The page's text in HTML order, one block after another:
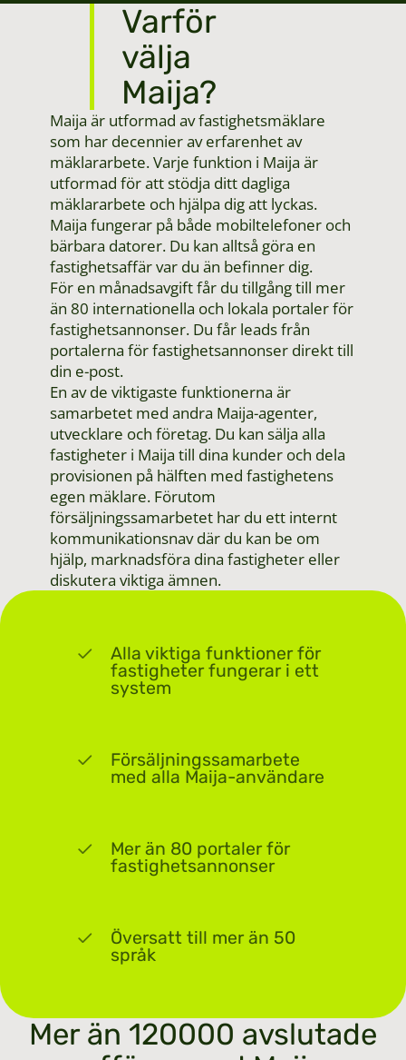
Varför
välja
Maija?
Maija är utformad av fastighetsmäklare
som har decennier av erfarenhet av
mäklararbete. Varje funktion i Maija är
utformad för att stödja ditt dagliga
mäklararbete och hjälpa dig att lyckas.
Maija fungerar på både mobiltelefoner och
bärbara datorer. Du kan alltså göra en
fastighetsaffär var du än befinner dig.
För en månadsavgift får du tillgång till mer
än 80 internationella och lokala portaler för
fastighetsannonser. Du får leads från
portalerna för fastighetsannonser direkt till
din e-post.
En av de viktigaste funktionerna är
samarbetet med andra Maija-agenter,
utvecklare och företag. Du kan sälja alla
fastigheter i Maija till dina kunder och dela
provisionen på hälften med fastighetens
egen mäklare. Förutom
försäljningssamarbetet har du ett internt
kommunikationsnav där du kan be om
hjälp, marknadsföra dina fastigheter eller
diskutera viktiga ämnen.
Alla viktiga funktioner för
fastigheter fungerar i ett
system
Försäljningssamarbete
med alla Maija-användare
Mer än 80 portaler för
fastighetsannonser
Översatt till mer än 50
språk
Mer än 120000 avslutade